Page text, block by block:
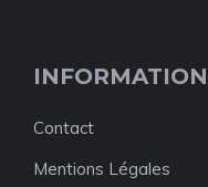
Contact
Mentions Légales